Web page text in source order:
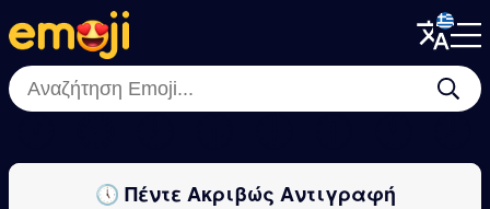
Menu
Close
Menu
Close
🕔 Πέντε Ακριβώς Αντιγραφή